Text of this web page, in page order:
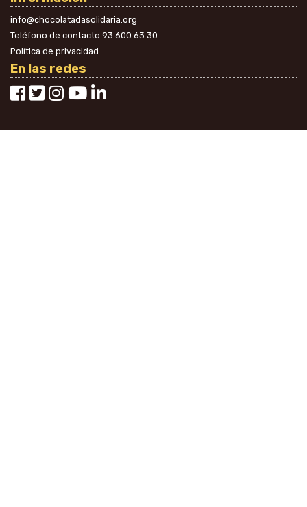
info@chocolatadasolidaria.org
Teléfono de contacto 93 600 63 30
Política de privacidad
En las redes